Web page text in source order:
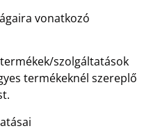
vonatkozó
szolgáltatások
termékeknél szereplő